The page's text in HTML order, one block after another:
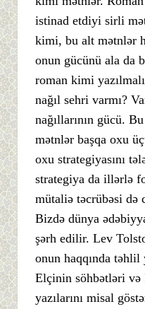
istinad etdiyi sirli
kimi, bu alt mətnlər
onun gücünü ala da
roman kimi
nağıl sehri varmı?
nağıllarının gücü.
mətnlər başqa oxu
oxu strategiyasını
strategiya da illərlə
mütaliə təcrübəsi də
Bizdə dünya
şərh edilir. Lev
onun haqqında təhlil
Elçinin söhbətləri
yazılarını misal